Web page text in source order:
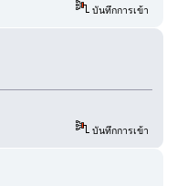
บันทึกการเข้า
บันทึกการเข้า